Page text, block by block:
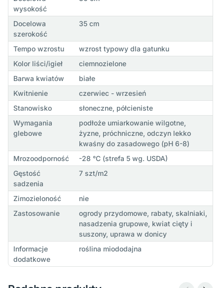
wysokość
Docelowa
szerokość
35 cm
Tempo wzrostu
wzrost typowy dla gatunku
Kolor liści/igieł
ciemnozielone
Barwa kwiatów
białe
Kwitnienie
czerwiec - wrzesień
Stanowisko
słoneczne, półcieniste
Wymagania
glebowe
podłoże umiarkowanie wilgotne,
żyzne, próchniczne, odczyn lekko
kwaśny do zasadowego (pH 6-8)
Mrozoodporność
-28 °C (strefa 5 wg. USDA)
Gęstość
sadzenia
7 szt/m2
Zimozieloność
nie
Zastosowanie
ogrody przydomowe, rabaty, skalniaki,
nasadzenia grupowe, kwiat cięty i
suszony, uprawa w donicy
Informacje
dodatkowe
roślina miododajna